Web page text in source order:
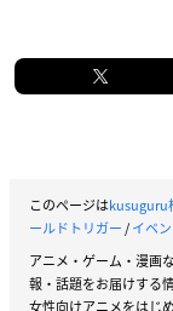
このページはkusuguru
ールドトリガー/イベ
アニメ・ゲーム・漫画
報・話題をお届けする